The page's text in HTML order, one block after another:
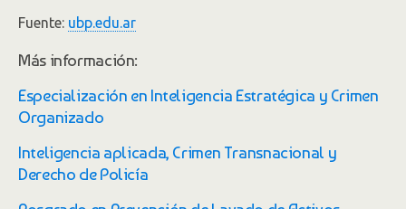
Fuente: ubp.edu.ar
Más información:
Especialización en Inteligencia Estratégica y Crimen
Organizado
Inteligencia aplicada, Crimen Transnacional y
Derecho de Policía